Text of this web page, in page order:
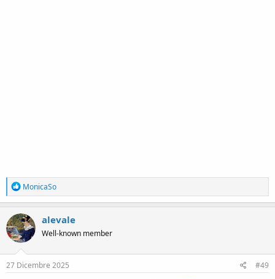
R
e
a
c
t
i
o
n
s
MonicaSo
alevale
Well-known member
27 Dicembre 2025 #49